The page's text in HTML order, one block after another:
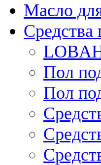
Масло
Средства
Пол
Пол